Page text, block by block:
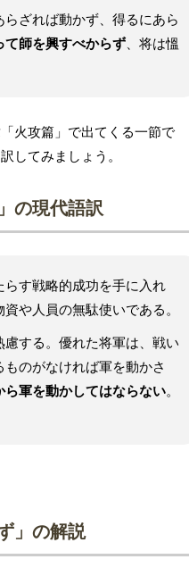
ざれば動かず、得るにあら
て師を興すべからず 、将は慍
火攻篇」で出てくる一節で
してみましょう。
の現代語訳
す戦略的成功を手に入れ
や人員の無駄使いである。
する。優れた将軍は、戦い
のがなければ軍を動かさ
軍を動かしてはならない。
」の解説